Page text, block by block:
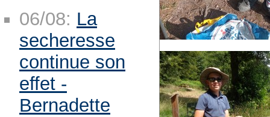
06/08: La
secheresse
continue son
effet -
Bernadette